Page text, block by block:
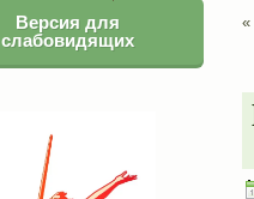
Версия для
слабовидящих
«